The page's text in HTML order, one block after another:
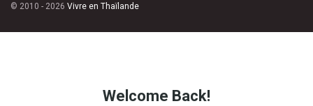
© 2010 - 2026 Vivre en Thaïlande
Welcome Back!